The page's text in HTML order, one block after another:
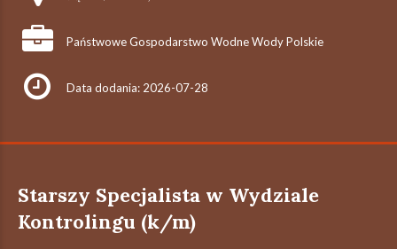
Państwowe Gospodarstwo Wodne Wody Polskie
Data dodania: 2026-07-28
Starszy Specjalista w Wydziale
Kontrolingu (k/m)